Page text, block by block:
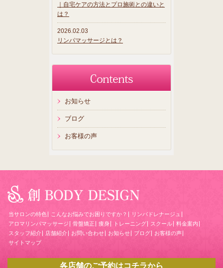
｜自宅ケアの方法とプロ施術との違いと
は？
2026.02.03
リンパマッサージとは？
お知らせ
ブログ
お客様の声
当サロンの特色 こんなお悩みでお困りですか？
リンパドレナージュ
アロマリンパマッサージ
骨盤矯正 痩身 トレーニング スクール
料金案内
スタッフ紹介
店舗紹介 お問い合わせ お知らせ ブログ
お客様の声
サイトマップ
各店舗のご予約はコチラから